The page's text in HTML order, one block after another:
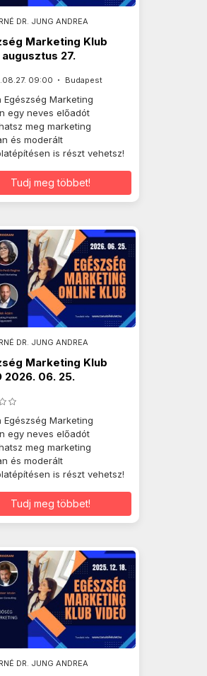
DR. JUNG ANDREA
Marketing Klub
27.
09:00 Budapest
Egészség Marketing
egy neves előadót
meg marketing
és moderált
is részt vehetsz!
Tudj meg többet!
DR. JUNG ANDREA
Marketing Klub
2026. 06. 25.
Egészség Marketing
egy neves előadót
meg marketing
és moderált
is részt vehetsz!
Tudj meg többet!
DR. JUNG ANDREA